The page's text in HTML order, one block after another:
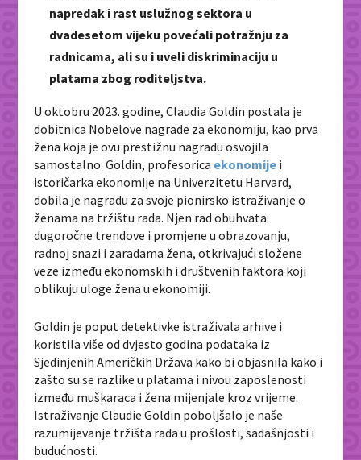
napredak i rast uslužnog sektora u
dvadesetom vijeku povećali potražnju za
radnicama, ali su i uveli diskriminaciju u
platama zbog roditeljstva.
U oktobru 2023. godine, Claudia Goldin postala je
dobitnica Nobelove nagrade za ekonomiju, kao prva
žena koja je ovu prestižnu nagradu osvojila
samostalno. Goldin, profesorica ekonomije i
istoričarka ekonomije na Univerzitetu Harvard,
dobila je nagradu za svoje pionirsko istraživanje o
ženama na tržištu rada. Njen rad obuhvata
dugoročne trendove i promjene u obrazovanju,
radnoj snazi i zaradama žena, otkrivajući složene
veze između ekonomskih i društvenih faktora koji
oblikuju uloge žena u ekonomiji.
Goldin je poput detektivke istraživala arhive i
koristila više od dvjesto godina podataka iz
Sjedinjenih Američkih Država kako bi objasnila kako i
zašto su se razlike u platama i nivou zaposlenosti
između muškaraca i žena mijenjale kroz vrijeme.
Istraživanje Claudie Goldin poboljšalo je naše
razumijevanje tržišta rada u prošlosti, sadašnjosti i
budućnosti.